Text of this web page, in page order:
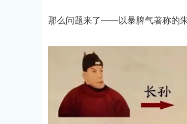
那么问题来了——以暴脾气著称的